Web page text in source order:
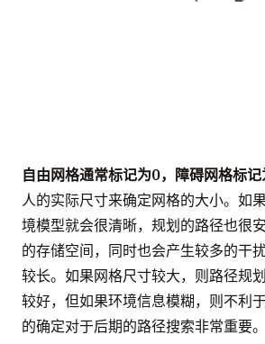
自由网格通常标记为0，障碍网格标记
人的实际尺寸来确定网格的大小。如
境模型就会很清晰，规划的路径也很
的存储空间，同时也会产生较多的干
较长。如果网格尺寸较大，则路径规
较好，但如果环境信息模糊，则不利
的确定对于后期的路径搜索非常重要。